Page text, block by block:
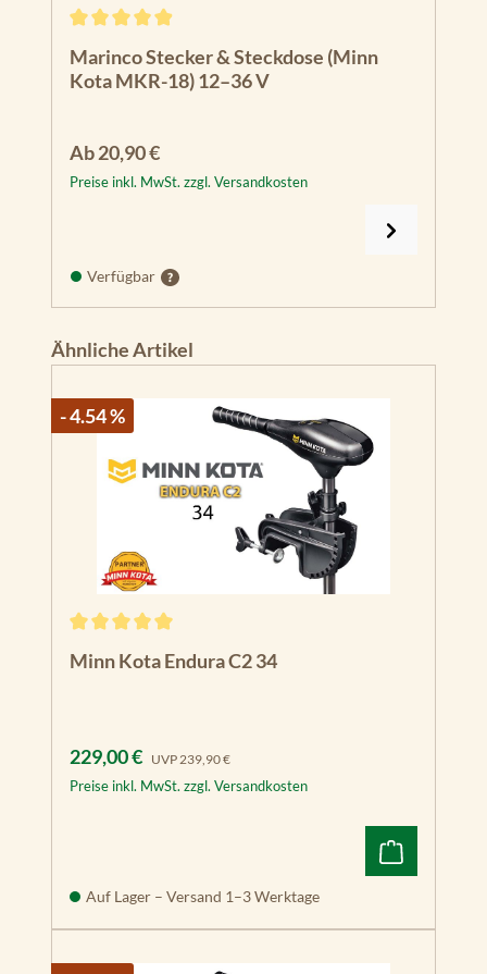
Durchschnittliche Bewertung von 4.93 von 5 Sternen
Marinco Stecker & Steckdose (Minn
Kota MKR-18) 12–36 V
Regulärer Preis:
Ab20,90 €
Preise inkl. MwSt. zzgl. Versandkosten
Verfügbar
Produktgalerie überspringen
Ähnliche Artikel
- 4.54 %
Minn Kota Endura C2 34
Verkaufspreis:
229,00 € UVP 239,90 €
Preise inkl. MwSt. zzgl. Versandkosten
Auf Lager – Versand 1–3 Werktage